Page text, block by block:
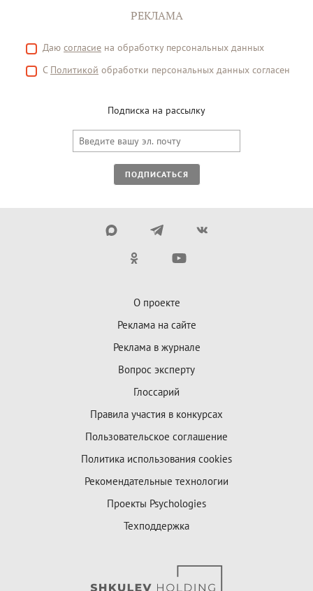
РЕКЛАМА
Даю согласие на обработку персональных данных
С Политикой обработки персональных данных согласен
Подписка на рассылку
ПОДПИСАТЬСЯ
О проекте
Реклама на сайте
Реклама в журнале
Вопрос эксперту
Глоссарий
Правила участия в конкурсах
Пользовательское соглашение
Политика использования cookies
Рекомендательные технологии
Проекты Psychologies
Техподдержка